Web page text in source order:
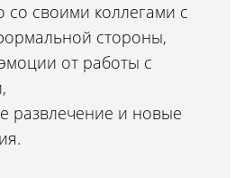
со своими коллегами с
стороны,
от работы с
развлечение и новые